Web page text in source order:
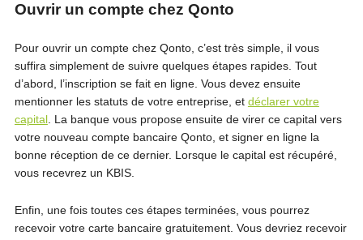
Ouvrir un compte chez Qonto
Pour ouvrir un compte chez Qonto, c’est très simple, il vous
suffira simplement de suivre quelques étapes rapides. Tout
d’abord, l’inscription se fait en ligne. Vous devez ensuite
mentionner les statuts de votre entreprise, et déclarer votre
capital. La banque vous propose ensuite de virer ce capital vers
votre nouveau compte bancaire Qonto, et signer en ligne la
bonne réception de ce dernier. Lorsque le capital est récupéré,
vous recevrez un KBIS.
Enfin, une fois toutes ces étapes terminées, vous pourrez
recevoir votre carte bancaire gratuitement. Vous devriez recevoir